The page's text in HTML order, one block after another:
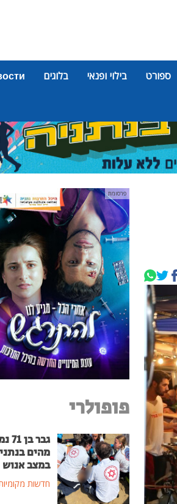
ספורט בילוי ופנאי בלוגים
פרסומת
פופולרי
גבר
מהים
במצב אנוש
חדשות